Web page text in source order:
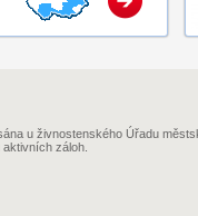
u živnostenského Úřadu
záloh.